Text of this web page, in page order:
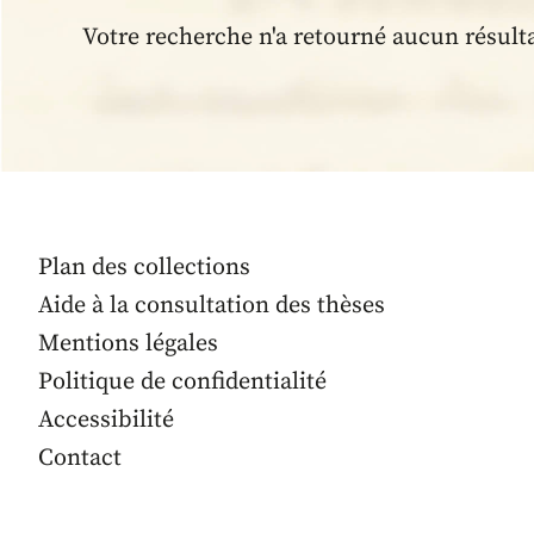
Votre recherche n'a retourné aucun
Plan des collections
Aide à la consultation des thèses
Mentions légales
Politique de confidentialité
Accessibilité
Contact